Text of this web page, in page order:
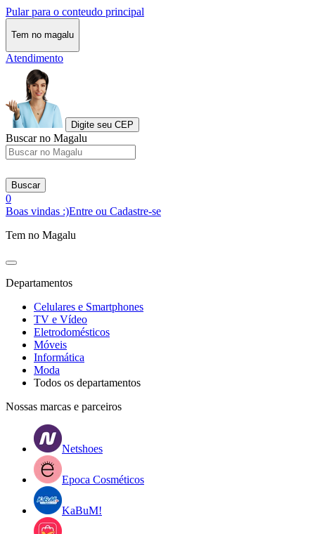
Pular para o conteudo principal
Tem no magalu
Atendimento
Digite seu CEP
Buscar no Magalu
Buscar
0
Boas vindas :)Entre ou Cadastre-se
Tem no Magalu
Departamentos
Celulares e Smartphones
TV e Vídeo
Eletrodomésticos
Móveis
Informática
Moda
Todos os departamentos
Nossas marcas e parceiros
Netshoes
Epoca Cosméticos
KaBuM!